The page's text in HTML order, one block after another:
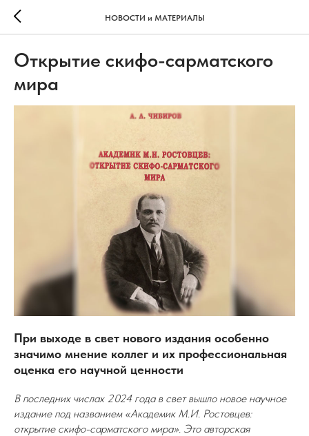
НОВОСТИ и МАТЕРИАЛЫ
Открытие скифо-сарматского
мира
При выходе в свет нового издания особенно
значимо мнение коллег и их профессиональная
оценка его научной ценности
В последних числах 2024 года в свет вышло новое научное
издание под названием «Академик М.И. Ростовцев:
открытие скифо-сарматского мира». Это авторская